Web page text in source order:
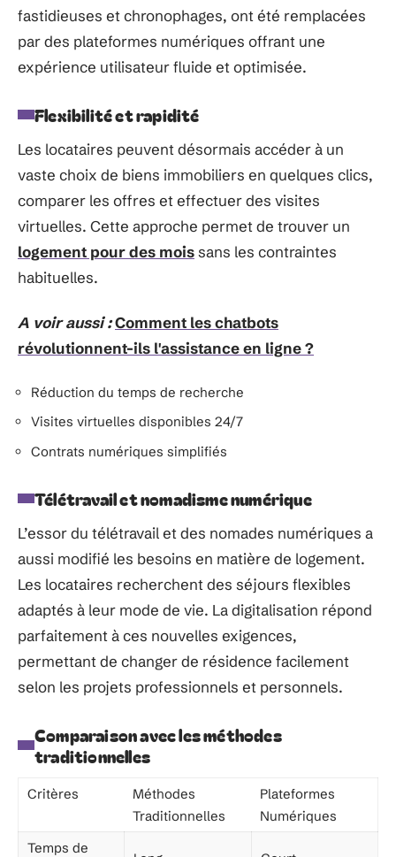
fastidieuses et chronophages, ont été remplacées
par des plateformes numériques offrant une
expérience utilisateur fluide et optimisée.
Flexibilité et rapidité
Les locataires peuvent désormais accéder à un
vaste choix de biens immobiliers en quelques clics,
comparer les offres et effectuer des visites
virtuelles. Cette approche permet de trouver un
logement pour des moissans les contraintes
habituelles.
A voir aussi :Comment les chatbots
révolutionnent-ils l'assistance en ligne ?
Réduction du temps de recherche
Visites virtuelles disponibles 24/7
Contrats numériques simplifiés
Télétravail et nomadisme numérique
L’essor du télétravail et des nomades numériques a
aussi modifié les besoins en matière de logement.
Les locataires recherchent des séjours flexibles
adaptés à leur mode de vie. La digitalisation répond
parfaitement à ces nouvelles exigences,
permettant de changer de résidence facilement
selon les projets professionnels et personnels.
Comparaison avec les méthodes
traditionnelles
Critères
Méthodes
Traditionnelles
Plateformes
Numériques
Temps de